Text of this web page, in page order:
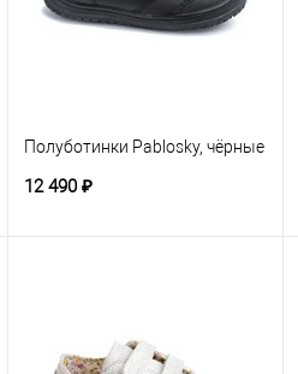
Полуботинки Pablosky, чёрные
12 490 ₽